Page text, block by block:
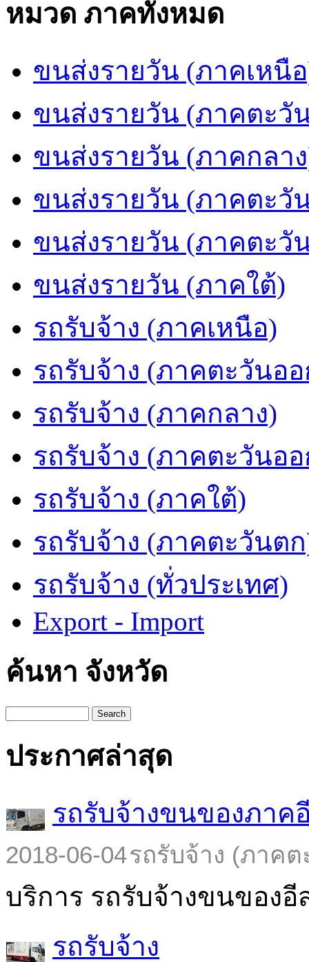
หมวด ภาคทั้งหมด
ขนส่งรายวัน (ภาคเหนื
ขนส่งรายวัน (ภาคตะวั
ขนส่งรายวัน (ภาคกลา
ขนส่งรายวัน (ภาคตะวั
ขนส่งรายวัน (ภาคตะวั
ขนส่งรายวัน (ภาคใต้)
รถรับจ้าง (ภาคเหนือ)
รถรับจ้าง (ภาคตะวันออ
รถรับจ้าง (ภาคกลาง)
รถรับจ้าง (ภาคตะวันอ
รถรับจ้าง (ภาคใต้)
รถรับจ้าง (ภาคตะวันต
รถรับจ้าง (ทั่วประเทศ)
Export - Import
ค้นหา จังหวัด
Search
ประกาศล่าสุด
รถรับจ้างขนของภาค
2018-06-04รถรับจ้าง (ภาคต
บริการ รถรับจ้างขนของ
รถรับจ้าง